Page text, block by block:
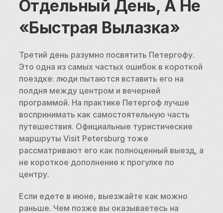
Отдельный День, А Не
«быстрая Вылазка»
Третий день разумно посвятить Петергофу.
Это одна из самых частых ошибок в короткой
поездке: люди пытаются вставить его на
полдня между центром и вечерней
программой. На практике Петергоф лучше
воспринимать как самостоятельную часть
путешествия. Официальные туристические
маршруты Visit Petersburg тоже
рассматривают его как полноценный выезд, а
не короткое дополнение к прогулке по
центру.
Если едете в июне, выезжайте как можно
раньше. Чем позже вы оказываетесь на